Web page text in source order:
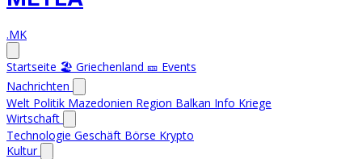
.MK
Startseite 🏖️ Griechenland 🎫 Events
Nachrichten
Welt Politik Mazedonien Region Balkan Info Kriege
Wirtschaft
Technologie Geschäft Börse Krypto
Kultur